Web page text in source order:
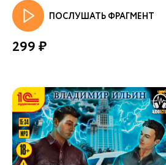
ПОСЛУШАТЬ ФРАГМЕНТ
299 ₽